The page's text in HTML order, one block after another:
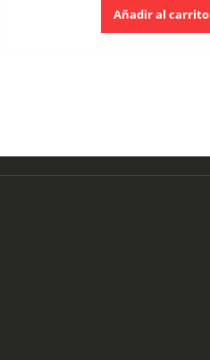
Añadir al carrito